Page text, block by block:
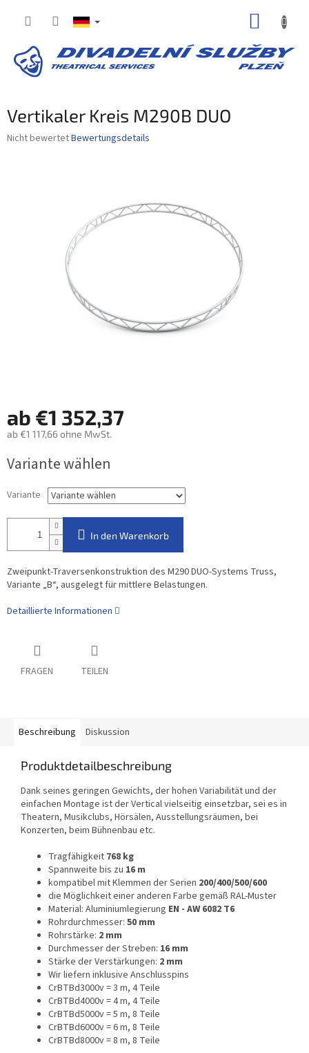
Vertikaler Kreis M290B DUO
Die
Nicht bewertetBewertungsdetails
ab €1 352,37
ab €1 117,66ohne MwSt.
Variante wählen
Variante
In den Warenkorb
Zweipunkt-Traversenkonstruktion des M290 DUO-Systems Truss,
Variante „B“, ausgelegt für mittlere Belastungen.
Detaillierte Informationen
FRAGEN TEILEN
Beschreibung Diskussion
Produktdetailbeschreibung
Dank seines geringen Gewichts, der hohen Variabilität und der
einfachen Montage ist der Vertical vielseitig einsetzbar, sei es in
Theatern, Musikclubs, Hörsälen, Ausstellungsräumen, bei
Konzerten, beim Bühnenbau etc.
Tragfähigkeit 768 kg
Spannweite bis zu 16 m
kompatibel mit Klemmen der Serien 200/400/500/600
die Möglichkeit einer anderen Farbe gemäß RAL-Muster
Material: Aluminiumlegierung EN - AW 6082 T6
Rohrdurchmesser: 50 mm
Rohrstärke: 2 mm
Durchmesser der Streben: 16 mm
Stärke der Verstärkungen: 2 mm
Wir liefern inklusive Anschlusspins
CrBTBd3000v = 3 m, 4 Teile
CrBTBd4000v = 4 m, 4 Teile
CrBTBd5000v = 5 m, 8 Teile
CrBTBd6000v = 6 m, 8 Teile
CrBTBd8000v = 8 m, 8 Teile